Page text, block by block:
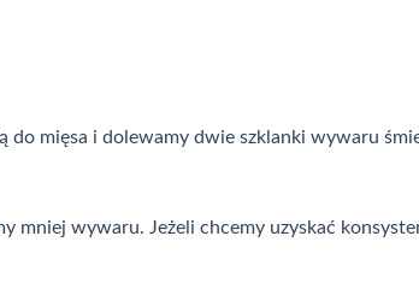
do mięsa i dolewamy dwie szklanki wywaru
mniej wywaru. Jeżeli chcemy uzyskać